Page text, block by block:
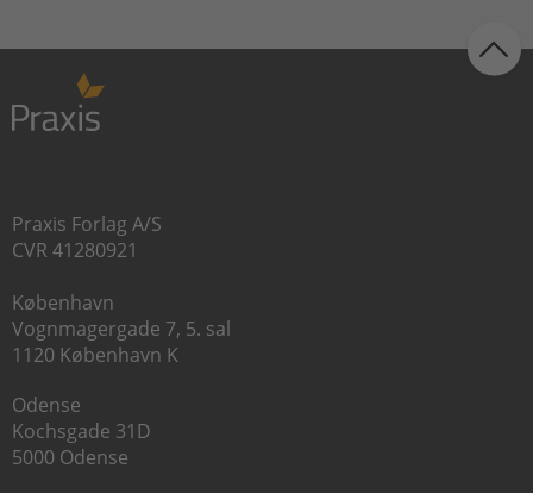
Praxis Forlag A/S
CVR 41280921
København
Vognmagergade 7, 5. sal
1120 København K
Odense
Kochsgade 31D
5000 Odense